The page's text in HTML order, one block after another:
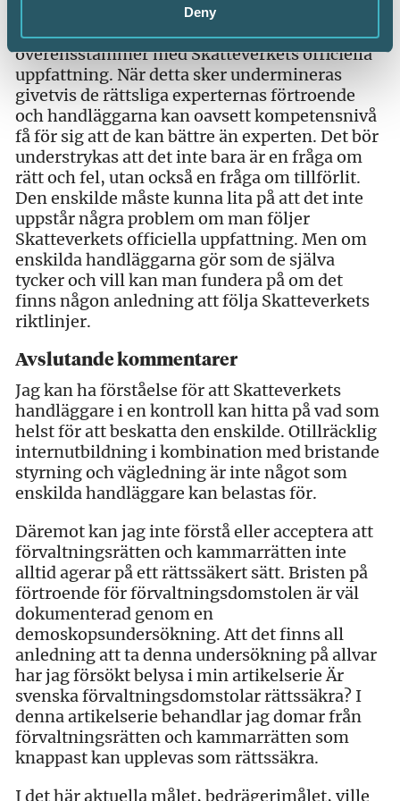
Deny
handläggarna rätt oavsett hur grundlöst
beslutet än må vara och oavsett att det inte
överensstämmer med Skatteverkets officiella
uppfattning. När detta sker undermineras
givetvis de rättsliga experternas förtroende
och handläggarna kan oavsett kompetensnivå
få för sig att de kan bättre än experten. Det bör
understrykas att det inte bara är en fråga om
rätt och fel, utan också en fråga om tillförlit.
Den enskilde måste kunna lita på att det inte
uppstår några problem om man följer
Skatteverkets officiella uppfattning. Men om
enskilda handläggarna gör som de själva
tycker och vill kan man fundera på om det
finns någon anledning att följa Skatteverkets
riktlinjer.
Avslutande kommentarer
Jag kan ha förståelse för att Skatteverkets
handläggare i en kontroll kan hitta på vad som
helst för att beskatta den enskilde. Otillräcklig
internutbildning i kombination med bristande
styrning och vägledning är inte något som
enskilda handläggare kan belastas för.
Däremot kan jag inte förstå eller acceptera att
förvaltningsrätten och kammarrätten inte
alltid agerar på ett rättssäkert sätt. Bristen på
förtroende för förvaltningsdomstolen är väl
dokumenterad genom en
demoskopsundersökning. Att det finns all
anledning att ta denna undersökning på allvar
har jag försökt belysa i min artikelserie Är
svenska förvaltningsdomstolar rättssäkra? I
denna artikelserie behandlar jag domar från
förvaltningsrätten och kammarrätten som
knappast kan upplevas som rättssäkra.
I det här aktuella målet, bedrägerimålet, ville